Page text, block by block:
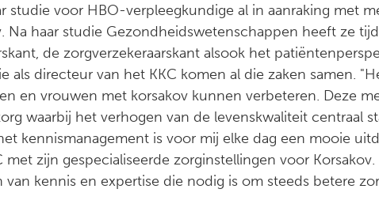
studie voor HBO-verpleegkundige al in aanraking met
Na haar studie Gezondheidswetenschappen heeft ze
de zorgverzekeraarskant alsook het
als directeur van het KKC komen al die zaken samen.
en vrouwen met korsakov kunnen verbeteren. Deze
waarbij het verhogen van de levenskwaliteit centraal
kennismanagement is voor mij elke dag een mooie
zijn gespecialiseerde zorginstellingen voor
kennis en expertise die nodig is om steeds betere